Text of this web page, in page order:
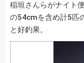
稲垣さんらがナイト
の54cmを含め計5匹
と好釣果。